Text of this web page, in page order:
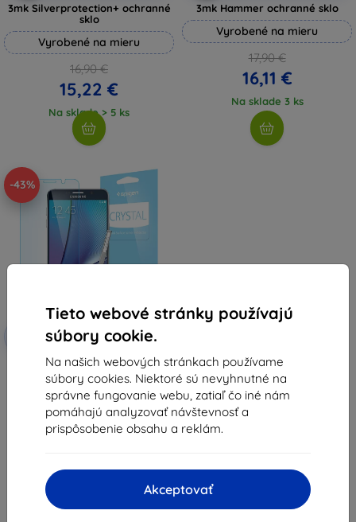
Tieto webové stránky používajú
súbory cookie.
Na našich webových stránkach používame
súbory cookies. Niektoré sú nevyhnutné na
správne fungovanie webu, zatiaľ čo iné nám
pomáhajú analyzovať návštevnosť a
prispôsobenie obsahu a reklám.
Akceptovať
3mk Silverprotection+ ochranné
sklo
Vyrobené na mieru
16,90 €
15,22 €
Na sklade > 5 ks
3mk Hammer ochranné sklo
Vyrobené na mieru
17,90 €
16,11 €
Na sklade 3 ks
-43%
Zľava s
kupónom
EXTRA10
Spigen ochranné tvrdené sklo
Crystal pre Galaxy Note 5
priehľadné (SGP11678)
10,15 €
5,76 €